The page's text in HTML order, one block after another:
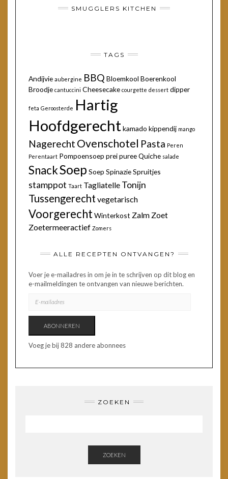
SMUGGLERS KITCHEN
TAGS
Andijvie aubergine BBQ Bloemkool Boerenkool
Broodje cantuccini Cheesecake courgette dessert dipper
feta Geroosterde Hartig
Hoofdgerecht kamado kippendij mango
Nagerecht Ovenschotel Pasta Peren
Perentaart Pompoensoep preipureeQuiche salade
SnackSoep Soep SpinazieSpruitjes
stamppot Taart Tagliatelle Tonijn
Tussengerecht vegetarisch
VoorgerechtWinterkost Zalm Zoet
Zoetermeeractief Zomers
ALLE RECEPTEN ONTVANGEN?
Voer je e-mailadres in om je in te schrijven op dit blog en
e-mailmeldingen te ontvangen van nieuwe berichten.
MAILADRES
ABONNEREN
Voeg je bij 828 andere abonnees
ZOEKEN
ZOEKEN